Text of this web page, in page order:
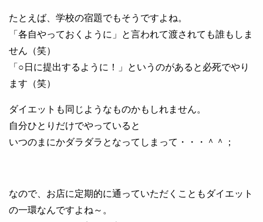
たとえば、学校の宿題でもそうですよね。
「各自やっておくように」と言われて渡されても誰もしま
せん（笑）
「○日に提出するように！」というのがあると必死でやり
ます（笑）
ダイエットも同じようなものかもしれません。
自分ひとりだけでやっていると
いつのまにかダラダラとなってしまって・・・＾＾；
なので、お店に定期的に通っていただくこともダイエット
の一環なんですよね～。